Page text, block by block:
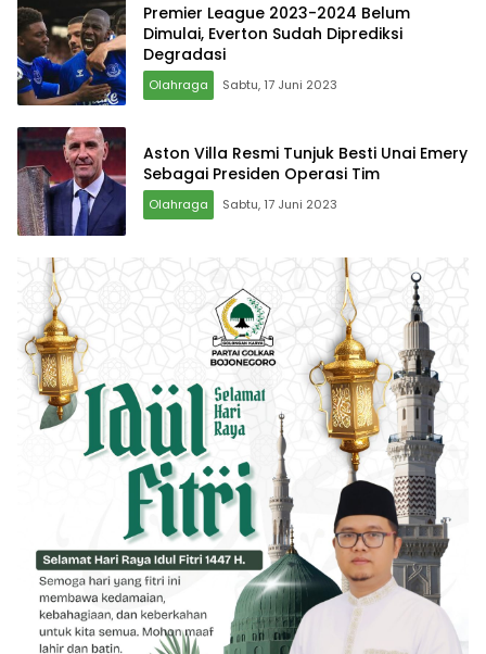
Premier League 2023-2024 Belum
Dimulai, Everton Sudah Diprediksi
Degradasi
Olahraga Sabtu, 17 Juni 2023
Aston Villa Resmi Tunjuk Besti Unai Emery
Sebagai Presiden Operasi Tim
Olahraga Sabtu, 17 Juni 2023